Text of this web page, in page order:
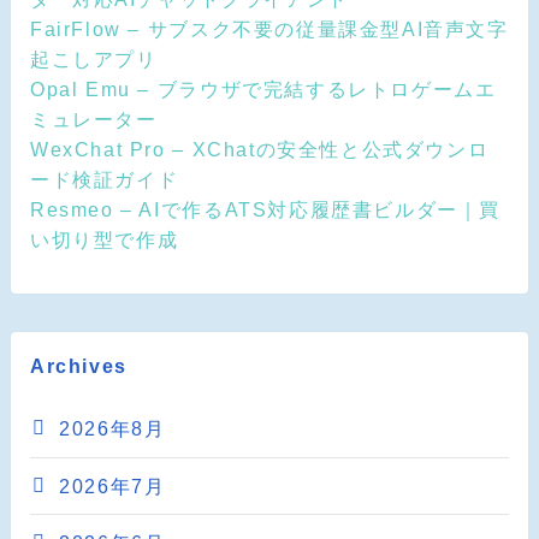
FairFlow – サブスク不要の従量課金型AI音声文字
起こしアプリ
Opal Emu – ブラウザで完結するレトロゲームエ
ミュレーター
WexChat Pro – XChatの安全性と公式ダウンロ
ード検証ガイド
Resmeo – AIで作るATS対応履歴書ビルダー｜買
い切り型で作成
Archives
2026年8月
2026年7月